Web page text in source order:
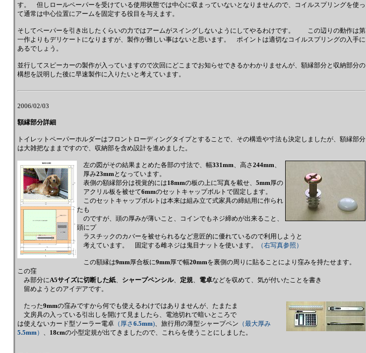
す。 但しロールペーパーを受けている使用状態では中心に収まっていないとなりませんので、コイルスプリングを使っ
て通常は中心位置にアームを固定する役目を与えます。
そしてペーパーを引き出したくらいの力ではアームがスイングしないようにしてやるわけです。 この辺りの動作は第
一作よりもデリケートになりますが、製作が難しい事はないと思います。 ポイントは適切なコイルスプリングの入手に
あるでしょう。
並行してスピーカーの製作が入っていますので次回にどこまでお知らせできるかわかりませんが、額縁部分と収納部分の
構想を説明した後に早速製作に入りたいと考えています。
2006/02/03
額縁部分詳細
トイレットペーパーホルダーはフロントローディングタイプとすることで、その構造や寸法も決定しましたが、額縁部分
は大雑把なままですので、収納部を含め設計を進めました。
左の図がその結果まとめた各部の寸法で、幅331mm、高さ 244mm、
厚み23mmとなっています。
表側の額縁部分は視覚的には18mmの板の上に写真を載せ、 5mm厚の
アクリル板を被せて6mmのセットキャップボルトで固定します。
このセットキャップボルトは本来は組み立て式家具の締結用に作られ
たも
のですが、頭の厚みが薄いこと、コインでもネジ締めが出来ること、
頭にプ
ラスチックのカバーを被せられるなど意匠的に優れているので利用しようと
考えています。 固定する雌ネジは鬼目ナットを使います。
（右写真参照）
この額縁は9mm厚合板に9mm厚で幅20mmを裏側の周りに貼ることにより窪みを持たせます。
この窪
み部分にA5サイズに切断した紙、 シャープペンシル、 定規、 電卓などを収めて、気が付いたことを書き
留めようとのアイデアです。
たった9mmの窪みですから何でも使えるわけではありませんが、たまたま
文房具の入っている引出しを開けて見ましたら、電池切れで暗いところで
は使えないカード型ソーラー電卓 （厚さ 6.5mm)、旅行用の薄型シャープペン （最大厚み
5.5mm） 、 18cmの小型定規が出てきましたので、これらを使うことにしました。